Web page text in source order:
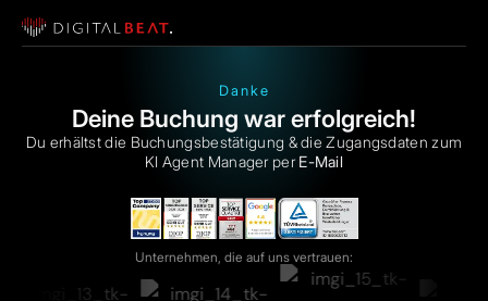
Danke
Deine Buchung war erfolgreich!
Du erhältst die Buchungsbestätigung & die Zugangsdaten zum
KI Agent Manager perE-Mail
Unternehmen, die auf uns vertrauen: